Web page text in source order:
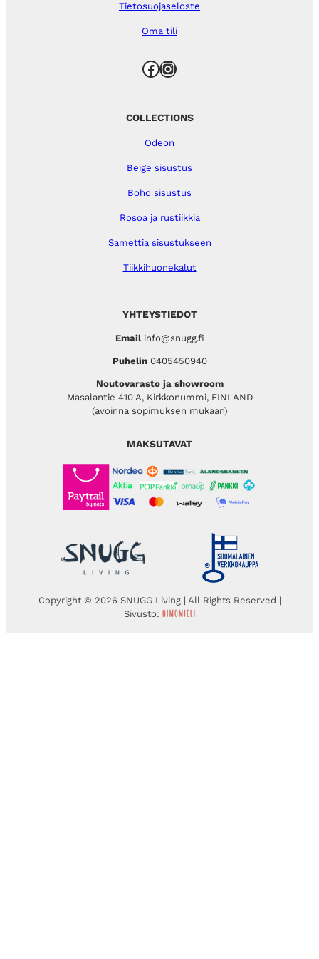
Tietosuojaseloste
Oma tili
Facebook Instagram
YHTEYSTIEDOT
Emailinfo@snugg.fi
Puhelin 0405450940
Noutovarasto ja showroom
Masalantie 410 A, Kirkkonummi, FINLAND
(avoinna sopimuksen mukaan)
COLLECTIONS
Odeon
Beige sisustus
Boho sisustus
Rosoa ja rustiikkia
Samettia sisustukseen
Tiikkihuonekalut
MAKSUTAVAT
Copyright © 2026 SNUGG Living | All Rights Reserved |
Sivusto: